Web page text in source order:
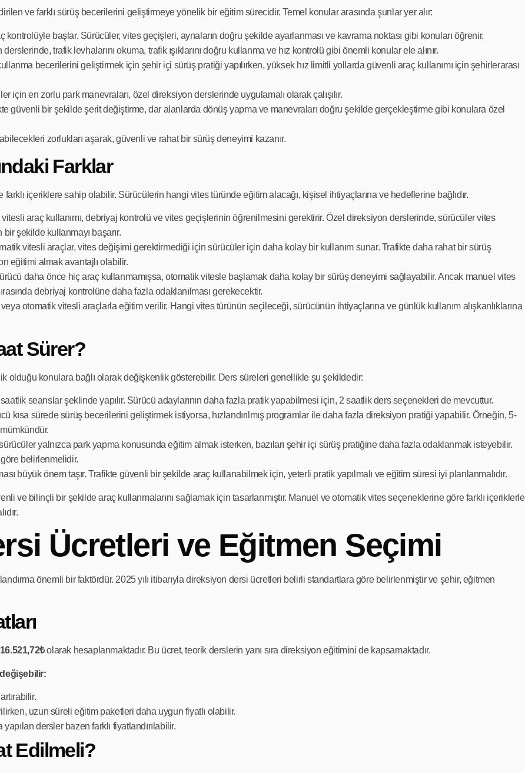
ve farklı sürüş becerilerini geliştirmeye yönelik bir eğitim sürecidir. Temel konular arasında şunlar yer alır:
başlar. Sürücüler, vites geçişleri, aynaların doğru şekilde ayarlanması ve kavrama noktası gibi konuları öğrenir.
trafik levhalarını okuma, trafik ışıklarını doğru kullanma ve hız kontrolü gibi önemli konular ele alınır.
becerilerini geliştirmek için şehir içi sürüş pratiği yapılırken, yüksek hız limitli yollarda güvenli araç kullanımı için şehirlerarası
için en zorlu park manevraları, özel direksiyon derslerinde uygulamalı olarak çalışılır.
güvenli bir şekilde şerit değiştirme, dar alanlarda dönüş yapma ve manevraları doğru şekilde gerçekleştirme gibi konulara özel
zorlukları aşarak, güvenli ve rahat bir sürüş deneyimi kazanır.
Farklar
içeriklere sahip olabilir. Sürücülerin hangi vites türünde eğitim alacağı, kişisel ihtiyaçlarına ve hedeflerine bağlıdır.
vitesli araç kullanımı, debriyaj kontrolü ve vites geçişlerinin öğrenilmesini gerektirir. Özel direksiyon derslerinde, sürücüler vites
bir şekilde kullanmayı başarır.
vitesli araçlar, vites değişimi gerektirmediği için sürücüler için daha kolay bir kullanım sunar. Trafikte daha rahat bir sürüş
eğitimi almak avantajlı olabilir.
daha önce hiç araç kullanmamışsa, otomatik vitesle başlamak daha kolay bir sürüş deneyimi sağlayabilir. Ancak manuel vites
debriyaj kontrolüne daha fazla odaklanılması gerekecektir.
otomatik vitesli araçlarla eğitim verilir. Hangi vites türünün seçileceği, sürücünün ihtiyaçlarına ve günlük kullanım alışkanlıklarına
Sürer?
olduğu konulara bağlı olarak değişkenlik gösterebilir. Ders süreleri genellikle şu şekildedir:
seanslar şeklinde yapılır. Sürücü adaylarının daha fazla pratik yapabilmesi için, 2 saatlik ders seçenekleri de mevcuttur.
kısa sürede sürüş becerilerini geliştirmek istiyorsa, hızlandırılmış programlar ile daha fazla direksiyon pratiği yapabilir. Örneğin, 5-
sürücüler yalnızca park yapma konusunda eğitim almak isterken, bazıları şehir içi sürüş pratiğine daha fazla odaklanmak isteyebilir.
belirlenmelidir.
büyük önem taşır. Trafikte güvenli bir şekilde araç kullanabilmek için, yeterli pratik yapılmalı ve eğitim süresi iyi planlanmalıdır.
ve bilinçli bir şekilde araç kullanmalarını sağlamak için tasarlanmıştır. Manuel ve otomatik vites seçeneklerine göre farklı içeriklerle
Ücretleri ve Eğitmen Seçimi
önemli bir faktördür. 2025 yılı itibarıyla direksiyon dersi ücretleri belirli standartlara göre belirlenmiştir ve şehir, eğitmen
16.521,72₺olarak hesaplanmaktadır. Bu ücret, teorik derslerin yanı sıra direksiyon eğitimini de kapsamaktadır.
uzun süreli eğitim paketleri daha uygun fiyatlı olabilir.
dersler bazen farklı fiyatlandırılabilir.
Edilmeli?